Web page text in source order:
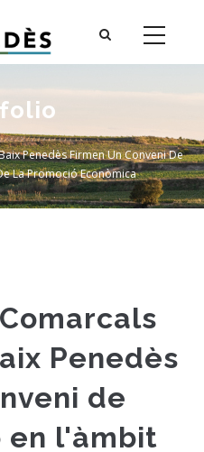
Penedès Firmen Un Conveni De
La Promoció Econòmica
Penedès
de
en l'àmbit